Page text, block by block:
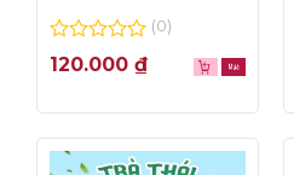
NHÌN ĐẦU TIÊN
0
out
5
(0)
120.000 ₫